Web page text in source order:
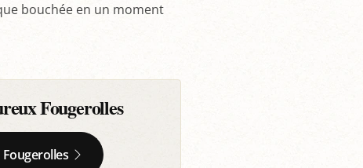
bouchée en un moment
Fougerolles